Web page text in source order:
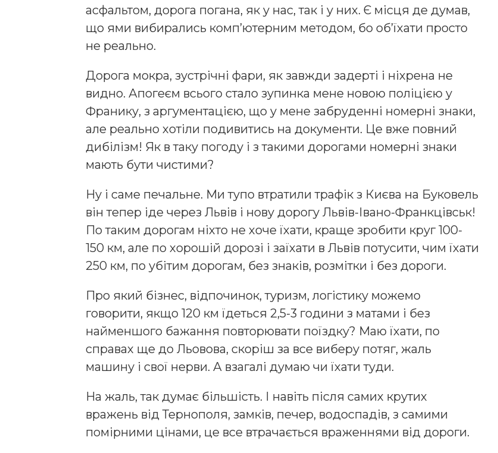
асфальтом, дорога погана, як у нас, так і у них. Є місця де думав,
що ями вибирались комп’ютерним методом, бо об’їхати просто
не реально.
Дорога мокра, зустрічні фари, як завжди задерті і ніхрена не
видно. Апогеєм всього стало зупинка мене новою поліцією у
Франику, з аргументацією, що у мене забруденні номерні знаки,
але реально хотіли подивитись на документи. Це вже повний
дибілізм! Як в таку погоду і з такими дорогами номерні знаки
мають бути чистими?
Ну і саме печальне. Ми тупо втратили трафік з Києва на Буковель
він тепер іде через Львів і нову дорогу Львів-Івано-Франкцівськ!
По таким дорогам ніхто не хоче їхати, краще зробити круг 100-
150 км, але по хорошій дорозі і заїхати в Львів потусити, чим їхати
250 км, по убітим дорогам, без знаків, розмітки і без дороги.
Про який бізнес, відпочинок, туризм, логістику можемо
говорити, якщо 120 км їдеться 2,5-3 години з матами і без
найменшого бажання повторювати поїздку? Маю їхати, по
справах ще до Льовова, скоріш за все виберу потяг, жаль
машину і свої нерви. А взагалі думаю чи їхати туди.
На жаль, так думає більшість. І навіть після самих крутих
вражень від Тернополя, замків, печер, водоспадів, з самими
помірними цінами, це все втрачається враженнями від дороги.